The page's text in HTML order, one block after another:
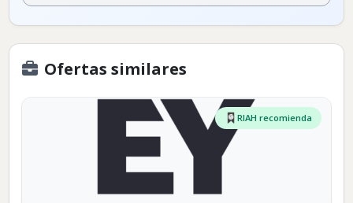
Ofertas similares
RIAH recomienda